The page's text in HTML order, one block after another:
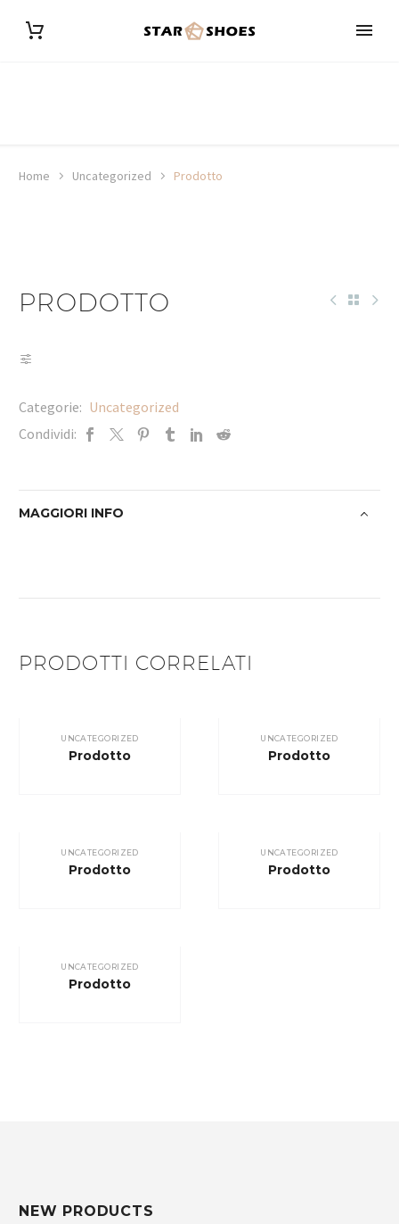
Home Uncategorized Prodotto
PRODOTTO
Categorie: Uncategorized
Condividi:
MAGGIORI INFO
PRODOTTI CORRELATI
UNCATEGORIZED
Prodotto
UNCATEGORIZED
Prodotto
UNCATEGORIZED
Prodotto
UNCATEGORIZED
Prodotto
UNCATEGORIZED
Prodotto
NEW PRODUCTS